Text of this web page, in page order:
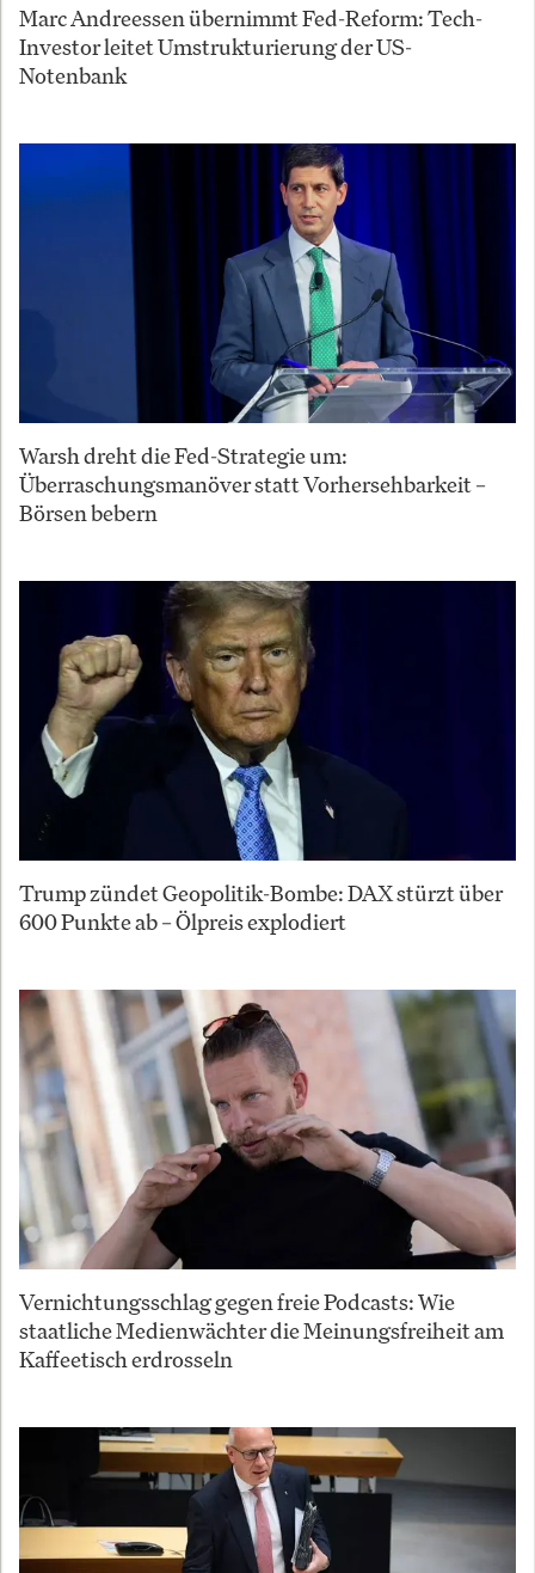
Marc Andreessen übernimmt Fed-Reform: Tech-
Investor leitet Umstrukturierung der US-
Notenbank
Warsh dreht die Fed-Strategie um:
Überraschungsmanöver statt Vorhersehbarkeit –
Börsen bebern
Trump zündet Geopolitik-Bombe: DAX stürzt über
600 Punkte ab – Ölpreis explodiert
Vernichtungsschlag gegen freie Podcasts: Wie
staatliche Medienwächter die Meinungsfreiheit am
Kaffeetisch erdrosseln